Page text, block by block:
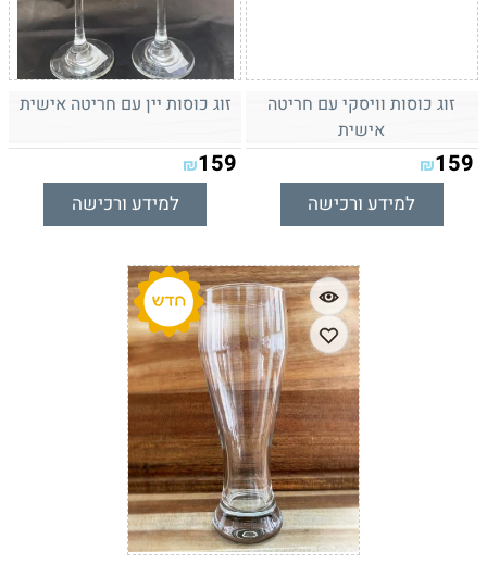
זוג כוסות וויסקי עם חריטה
אישית
₪159
למידע ורכישה
זוג כוסות יין עם חריטה אישית
₪159
למידע ורכישה